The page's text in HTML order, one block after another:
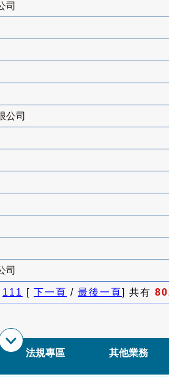
司
公司
司
111 [ 下一頁 / 最後一頁] 共有
法規專區 其他業務